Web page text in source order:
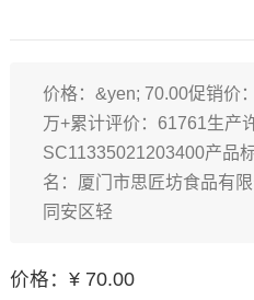
价格：&yen; 70.00促销价
万+累计评价：61761生产
SC11335021203400产品
名：厦门市思匠坊食品有
同安区轻
价格：¥ 70.00